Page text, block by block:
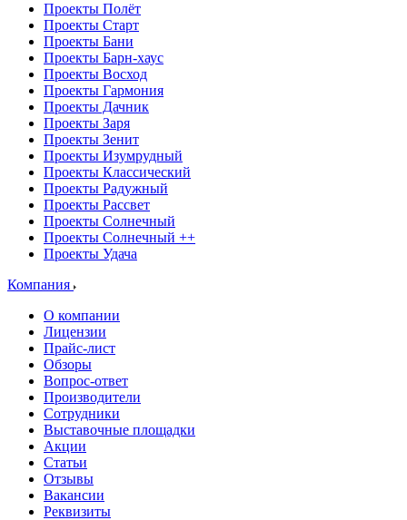
Проекты Полёт
Проекты Старт
Проекты Бани
Проекты Барн-хаус
Проекты Восход
Проекты Гармония
Проекты Дачник
Проекты Заря
Проекты Зенит
Проекты Изумрудный
Проекты Классический
Проекты Радужный
Проекты Рассвет
Проекты Солнечный
Проекты Солнечный ++
Проекты Удача
Компания
О компании
Лицензии
Прайс-лист
Обзоры
Вопрос-ответ
Производители
Сотрудники
Выставочные площадки
Акции
Статьи
Отзывы
Вакансии
Реквизиты